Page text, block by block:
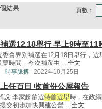
結果 頁數：
選12.18舉行 早上9時至11
委會界別補選在12月18日舉行，
票時間，今次補選由 ...全文
時事脈搏 2022年10月25日
任百日 收首份公屋報告
說 李家超參選特首選舉時，在政
交初步加快興建公營 ...全文